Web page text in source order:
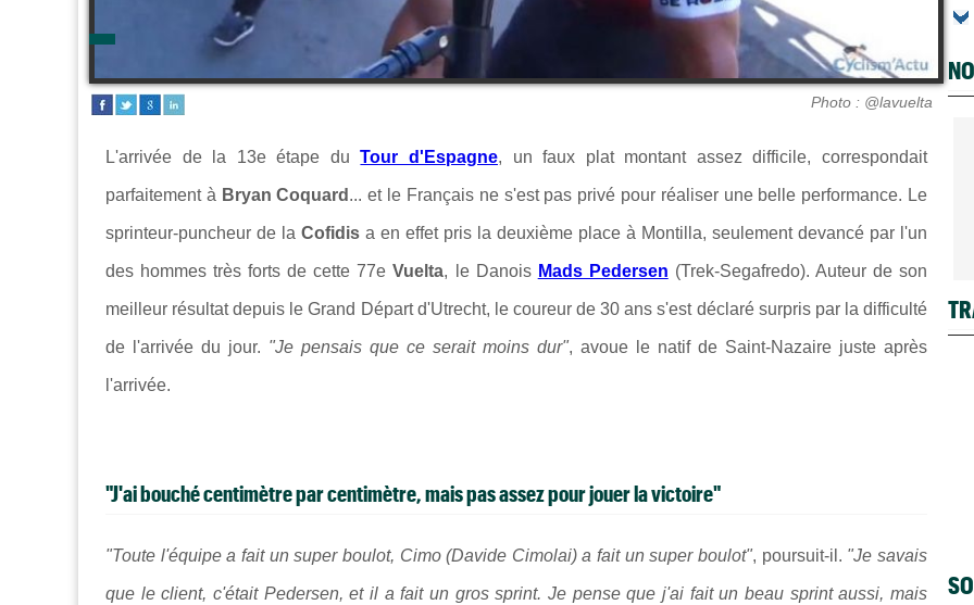
Photo : @lavuelta
L'arrivée de la 13e étape duTour d'Espagne, un faux plat montant assez difficile, correspondait
parfaitement à Bryan Coquard ... et le Français ne s'est pas privé pour réaliser une belle performance. Le
sprinteur-puncheur de la Cofidis a en effet pris la deuxième place à Montilla, seulement devancé par l'un
des hommes très forts de cette 77eVuelta, le Danois Mads Pedersen (Trek-Segafredo). Auteur de son
meilleur résultat depuis le Grand Départ d'Utrecht, le coureur de 30 ans s'est déclaré surpris par la difficulté
de l'arrivée du jour. "Je pensais que ce serait moins dur", avoue le natif de Saint-Nazaire juste après
l'arrivée.
"J'ai bouché centimètre par centimètre, mais pas assez pour jouer la victoire"
"Toute l'équipe a fait un super boulot, Cimo (Davide Cimolai) a fait un super boulot", poursuit-il. "Je savais
que le client, c'était Pedersen, et il a fait un gros sprint. Je pense que j'ai fait un beau sprint aussi, mais